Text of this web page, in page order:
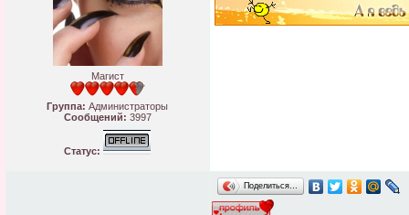
Магист
Группа: Администраторы
Сообщений: 3997
Статус:
Поделиться…